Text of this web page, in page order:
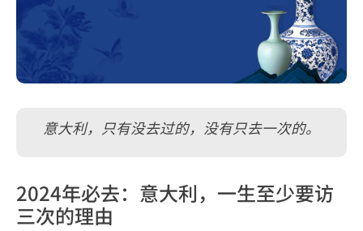
意大利，只有没去过的，没有只去一次的。
2024年必去：意大利，一生至少要访
三次的理由